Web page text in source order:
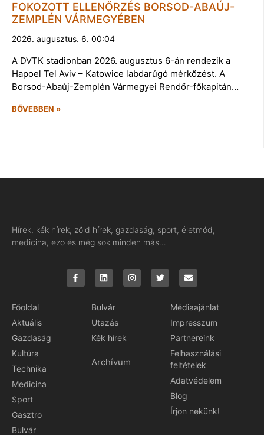
FOKOZOTT ELLENŐRZÉS BORSOD-ABAÚJ-
ZEMPLÉN VÁRMEGYÉBEN
2026. augusztus. 6. 00:04
A DVTK stadionban 2026. augusztus 6-án rendezik a
Hapoel Tel Aviv – Katowice labdarúgó mérkőzést. A
Borsod-Abaúj-Zemplén Vármegyei Rendőr-főkapitán…
BŐVEBBEN »
Hírek, kék hírek, zöld hírek, gazdaság, sport, életmód,
medicina, ezo és még sok minden más…
Főoldal
Aktuális
Gazdaság
Kultúra
Technika
Medicina
Sport
Gasztro
Bulvár
Bulvár
Utazás
Kék hírek
Archívum
Médiaajánlat
Impresszum
Partnereink
Felhasználási
feltételek
Adatvédelem
Blog
Írjon nekünk!